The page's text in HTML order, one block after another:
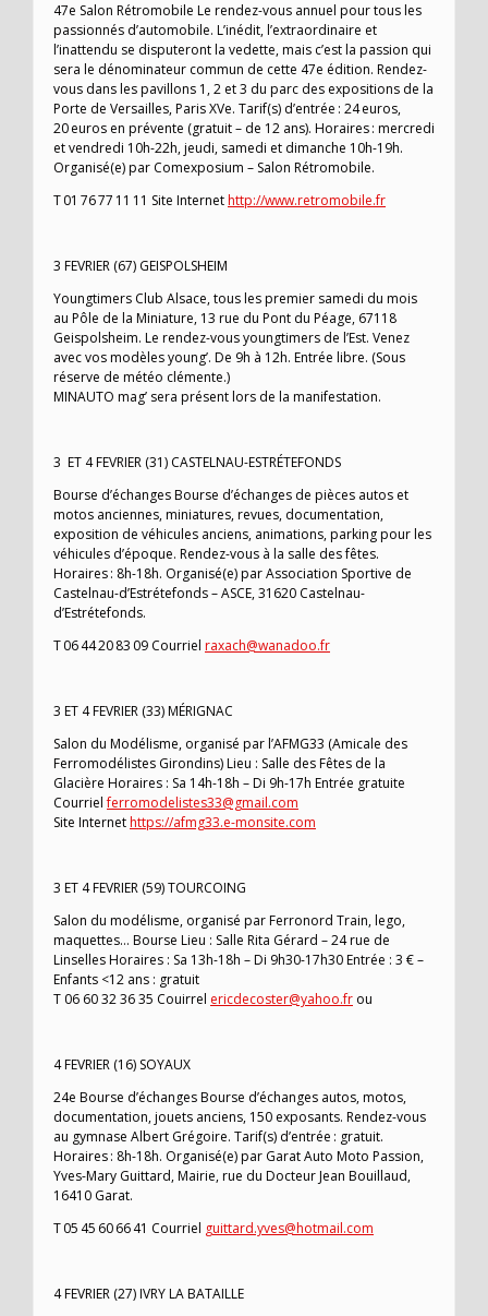
47e Salon Rétromobile Le rendez-vous annuel pour tous les
passionnés d’automobile. L’inédit, l’extraordinaire et
l’inattendu se disputeront la vedette, mais c’est la passion qui
sera le dénominateur commun de cette 47e édition. Rendez-
vous dans les pavillons 1, 2 et 3 du parc des expositions de la
Porte de Versailles, Paris XVe. Tarif(s) d’entrée : 24 euros,
20 euros en prévente (gratuit – de 12 ans). Horaires : mercredi
et vendredi 10h-22h, jeudi, samedi et dimanche 10h-19h.
Organisé(e) par Comexposium – Salon Rétromobile.
T 01 76 77 11 11 Site Internethttp://www.retromobile.fr
3 FEVRIER (67) GEISPOLSHEIM
Youngtimers Club Alsace, tous les premier samedi du mois
au Pôle de la Miniature, 13 rue du Pont du Péage, 67118
Geispolsheim. Le rendez-vous youngtimers de l’Est. Venez
avec vos modèles young’. De 9h à 12h. Entrée libre. (Sous
réserve de météo clémente.)
MINAUTO mag’ sera présent lors de la manifestation.
3 ET 4 FEVRIER (31) CASTELNAU-ESTRÉTEFONDS
Bourse d’échanges Bourse d’échanges de pièces autos et
motos anciennes, miniatures, revues, documentation,
exposition de véhicules anciens, animations, parking pour les
véhicules d’époque. Rendez-vous à la salle des fêtes.
Horaires : 8h-18h. Organisé(e) par Association Sportive de
Castelnau-d’Estrétefonds – ASCE, 31620 Castelnau-
d’Estrétefonds.
T 06 44 20 83 09 Courriel raxach@wanadoo.fr
3 ET 4 FEVRIER (33) MÉRIGNAC
Salon du Modélisme, organisé par l’AFMG33 (Amicale des
Ferromodélistes Girondins) Lieu : Salle des Fêtes de la
Glacière Horaires : Sa 14h-18h – Di 9h-17h Entrée gratuite
Courrielferromodelistes33@gmail.com
Site Internethttps://afmg33.e-monsite.com
3 ET 4 FEVRIER (59) TOURCOING
Salon du modélisme, organisé par Ferronord Train, lego,
maquettes… Bourse Lieu : Salle Rita Gérard – 24 rue de
Linselles Horaires : Sa 13h-18h – Di 9h30-17h30 Entrée : 3 € –
Enfants <12 ans : gratuit
T 06 60 32 36 35 Couirrel ericdecoster@yahoo.fr ou
4 FEVRIER (16) SOYAUX
24e Bourse d’échanges Bourse d’échanges autos, motos,
documentation, jouets anciens, 150 exposants. Rendez-vous
au gymnase Albert Grégoire. Tarif(s) d’entrée : gratuit.
Horaires : 8h-18h. Organisé(e) par Garat Auto Moto Passion,
Yves-Mary Guittard, Mairie, rue du Docteur Jean Bouillaud,
16410 Garat.
T 05 45 60 66 41 Courriel guittard.yves@hotmail.com
4 FEVRIER (27) IVRY LA BATAILLE